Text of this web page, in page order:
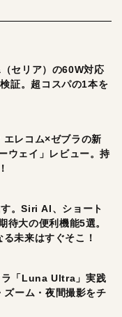
セリア）の60W対応
証。超コスパの1本を
レコム×ゼブラの新
ウェイ」レビュー。持
。Siri AI、ショート
待大の便利機能5選。
未来はすぐそこ！
「Luna Ultra」実践
ーム・夜間撮影をチ